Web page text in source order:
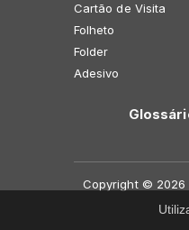
Cartão de Visita
Folheto
Folder
Adesivo
Copyright © 2026